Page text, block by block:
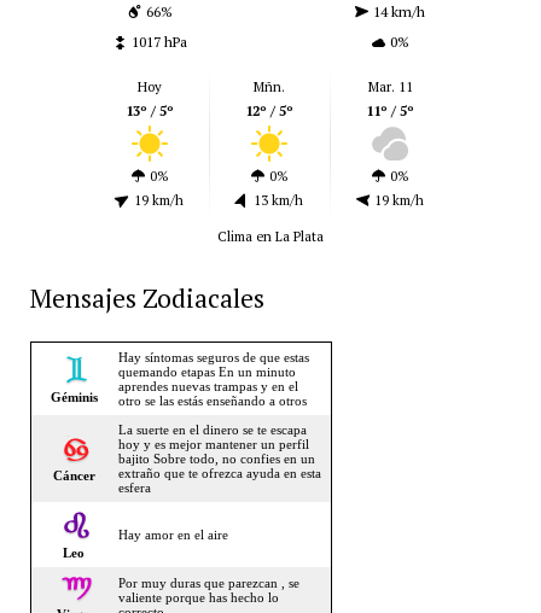
66%
14 km/h
1017 hPa
0%
Hoy
13º / 5º
0%
19 km/h
Mñn.
12º / 5º
0%
13 km/h
Mar. 11
11º / 5º
0%
19 km/h
Clima en La Plata
Mensajes Zodiacales